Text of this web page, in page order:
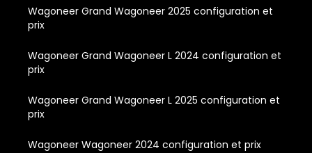
Wagoneer Grand Wagoneer 2025 configuration et
prix
Wagoneer Grand Wagoneer L 2024 configuration et
prix
Wagoneer Grand Wagoneer L 2025 configuration et
prix
Wagoneer Wagoneer 2024 configuration et prix